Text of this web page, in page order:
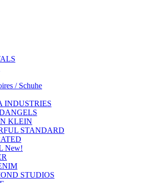
/ Schuhe
INDUSTRIES
KLEIN
STANDARD
New!
STUDIOS